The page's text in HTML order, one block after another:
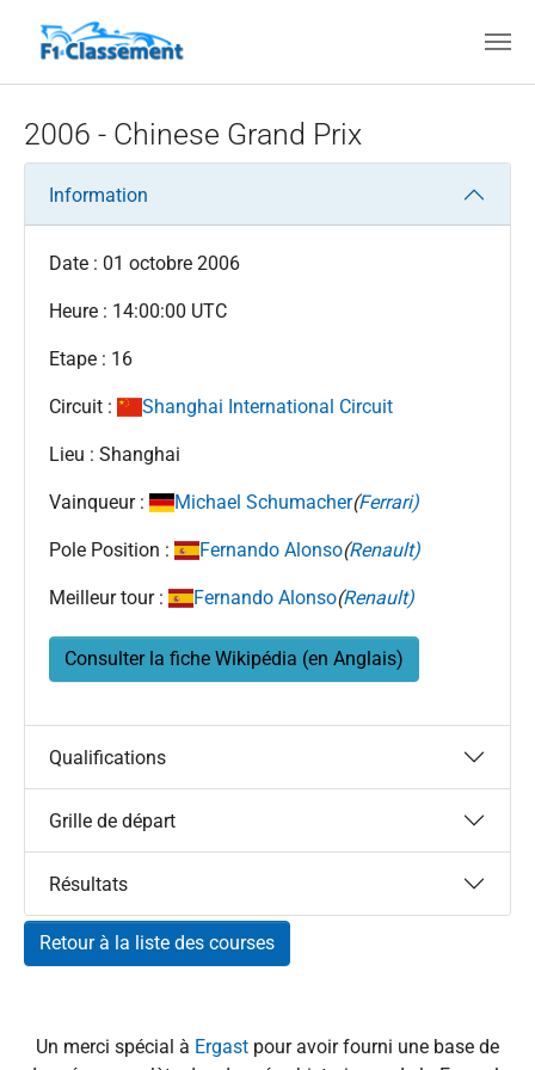
2006 - Chinese Grand Prix
Information
Date : 01 octobre 2006
Heure : 14:00:00 UTC
Etape : 16
Circuit : Shanghai International Circuit
Lieu : Shanghai
Vainqueur : Michael Schumacher(Ferrari)
Pole Position : Fernando Alonso(Renault)
Meilleur tour : Fernando Alonso(Renault)
Consulter la fiche Wikipédia (en Anglais)
Qualifications
Grille de départ
Résultats
Retour à la liste des courses
Un merci spécial à Ergast pour avoir fourni une base de